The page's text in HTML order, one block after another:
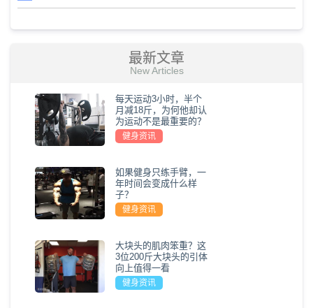
最新文章
New Articles
每天运动3小时，半个
月减18斤，为何他却认
为运动不是最重要的？
健身资讯
如果健身只练手臂，一
年时间会变成什么样
子？
健身资讯
大块头的肌肉笨重？这
3位200斤大块头的引体
向上值得一看
健身资讯